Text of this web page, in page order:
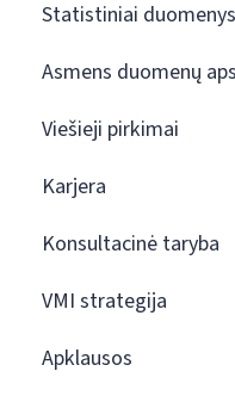
Statistiniai duomenys
Asmens duomenų
Viešieji pirkimai
Karjera
Konsultacinė taryba
VMI strategija
Apklausos